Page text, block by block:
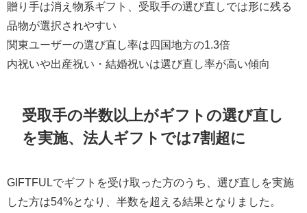
贈り手は消え物系ギフト、受取手の選び直しでは形に残る
品物が選択されやすい
関東ユーザーの選び直し率は四国地方の1.3倍
内祝いや出産祝い・結婚祝いは選び直し率が高い傾向
受取手の半数以上がギフトの選び直し
を実施、法人ギフトでは7割超に
GIFTFULでギフトを受け取った方のうち、選び直しを実施
した方は54%となり、半数を超える結果となりました。